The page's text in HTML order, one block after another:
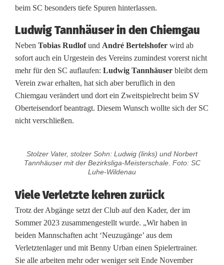
i
l
d
e
n
a
u
z
t
a
u
beim SC besonders tiefe Spuren hinterlassen.
Ludwig Tannhäuser in den Chiemgau
Neben Tobias Rudlofund André Bertelshofer wird ab
sofort auch ein Urgestein des Vereins zumindest vorerst nicht
mehr für den SC auflaufen: Ludwig Tannhäuser bleibt dem
Verein zwar erhalten, hat sich aber beruflich in den
Chiemgau verändert und dort ein Zweitspielrecht beim SV
Oberteisendorf beantragt. Diesem Wunsch wollte sich der SC
nicht verschließen.
Stolzer Vater, stolzer Sohn: Ludwig (links) und Norbert
Tannhäuser mit der Bezirksliga-Meisterschale. Foto: SC
Luhe-Wildenau
Viele Verletzte kehren zurück
Trotz der Abgänge setzt der Club auf den Kader, der im
Sommer 2023 zusammengestellt wurde. „Wir haben in
beiden Mannschaften acht ‘Neuzugänge’ aus dem
Verletztenlager und mit Benny Urban einen Spielertrainer.
Sie alle arbeiten mehr oder weniger seit Ende November